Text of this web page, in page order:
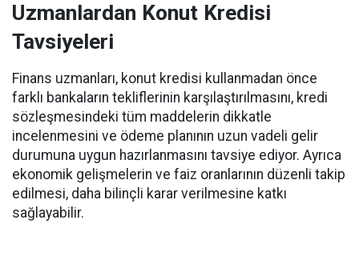
Uzmanlardan Konut Kredisi
Tavsiyeleri
Finans uzmanları, konut kredisi kullanmadan önce
farklı bankaların tekliflerinin karşılaştırılmasını, kredi
sözleşmesindeki tüm maddelerin dikkatle
incelenmesini ve ödeme planının uzun vadeli gelir
durumuna uygun hazırlanmasını tavsiye ediyor. Ayrıca
ekonomik gelişmelerin ve faiz oranlarının düzenli takip
edilmesi, daha bilinçli karar verilmesine katkı
sağlayabilir.